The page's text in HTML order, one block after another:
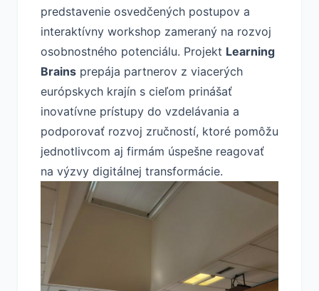
predstavenie osvedčených postupov a
interaktívny workshop zameraný na rozvoj
osobnostného potenciálu. Projekt Learning
Brains prepája partnerov z viacerých
európskych krajín s cieľom prinášať
inovatívne prístupy do vzdelávania a
podporovať rozvoj zručností, ktoré pomôžu
jednotlivcom aj firmám úspešne reagovať
na výzvy digitálnej transformácie.